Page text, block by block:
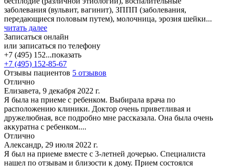
заболевания (вульвит, вагинит), ЗППП (заболевания,
передающиеся половым путем), молочница, эрозия шейки...
читать далее
Записаться онлайн
или записаться по телефону
+7 (495) 152...показать
+7 (495) 152-85-67
Отзывы пациентов 5 отзывов
Отлично
Елизавета, 9 декабря 2022 г.
Я была на приеме с ребенком. Выбирала врача по
расположению клиники. Доктор очень приветливая и
дружелюбная, все подробно мне рассказала. Она была очень
аккуратна с ребенком....
Отлично
Александр, 29 июля 2022 г.
Я был на приеме вместе с 3-летней дочерью. Специалиста
нашел по отзывам и близости к дому. Прием состоялся